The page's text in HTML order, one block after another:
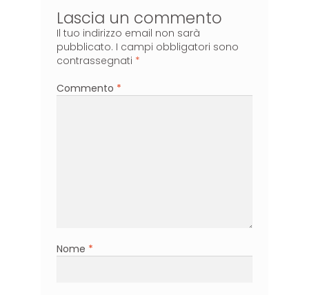
Lascia un commento
Il tuo indirizzo email non sarà
pubblicato. I campi obbligatori sono
contrassegnati *
Commento *
Nome *